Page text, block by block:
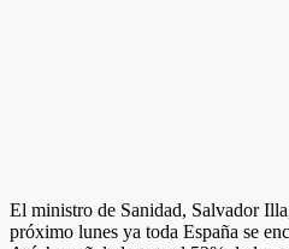
El ministro de Sanidad, Salvador
próximo lunes ya toda España se